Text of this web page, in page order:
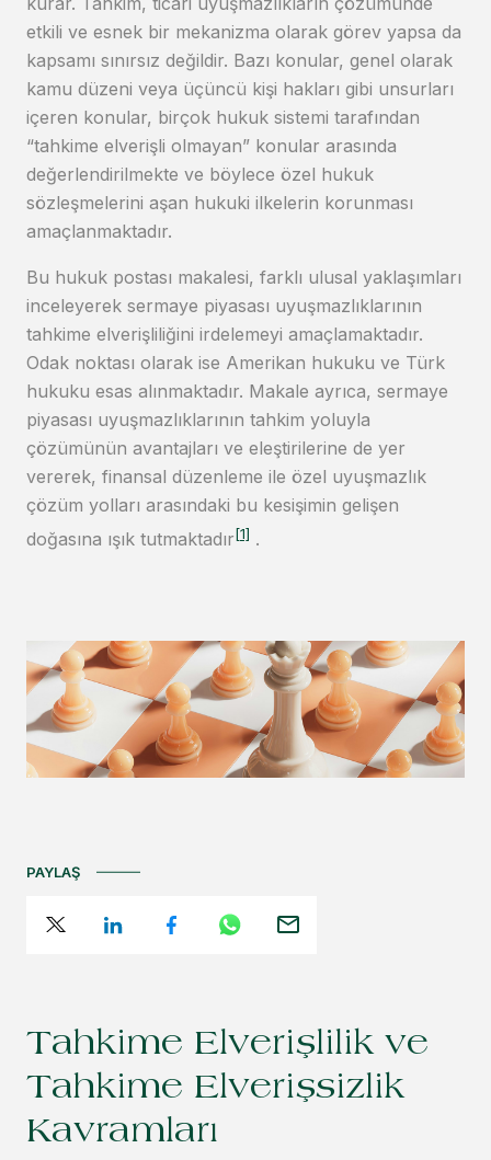
etkili ve esnek bir mekanizma olarak görev yapsa da
kapsamı sınırsız değildir. Bazı konular, genel olarak
kamu düzeni veya üçüncü kişi hakları gibi unsurları
içeren konular, birçok hukuk sistemi tarafından
“tahkime elverişli olmayan” konular arasında
değerlendirilmekte ve böylece özel hukuk
sözleşmelerini aşan hukuki ilkelerin korunması
amaçlanmaktadır.
Bu hukuk postası makalesi, farklı ulusal yaklaşımları
inceleyerek sermaye piyasası uyuşmazlıklarının
tahkime elverişliliğini irdelemeyi amaçlamaktadır.
Odak noktası olarak ise Amerikan hukuku ve Türk
hukuku esas alınmaktadır. Makale ayrıca, sermaye
piyasası uyuşmazlıklarının tahkim yoluyla
çözümünün avantajları ve eleştirilerine de yer
vererek, finansal düzenleme ile özel uyuşmazlık
çözüm yolları arasındaki bu kesişimin gelişen
doğasına ışık tutmaktadır[1] .
Tahkime Elverişlilik ve
Tahkime Elverişsizlik
Kavramları
PAYLAŞ